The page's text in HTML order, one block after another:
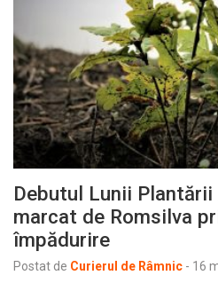
Debutul Lunii
marcat de Romsilva
împădurire
Postat de Curierul de Râmnic - 16